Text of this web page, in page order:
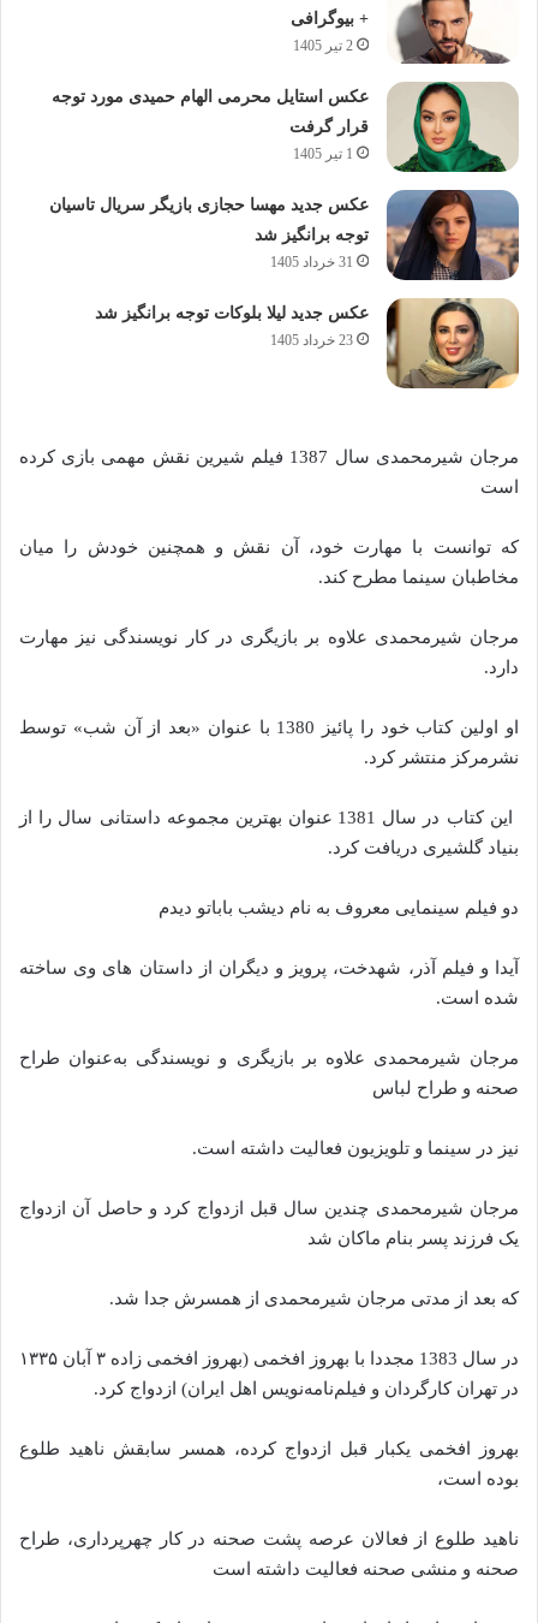
+ بیوگرافی
2 تیر 1405
عکس استایل محرمی الهام حمیدی مورد توجه
قرار گرفت
1 تیر 1405
عکس جدید مهسا حجازی بازیگر سریال تاسیان
توجه برانگیز شد
31 خرداد 1405
عکس جدید لیلا بلوکات توجه برانگیز شد
23 خرداد 1405
مرجان شیرمحمدی سال 1387 فیلم شیرین نقش مهمی بازی کرده
است
که توانست با مهارت خود، آن نقش و همچنین خودش را میان
مخاطبان سینما مطرح کند.
مرجان شیرمحمدی علاوه بر بازیگری در کار نویسندگی نیز مهارت
دارد.
او اولین کتاب خود را پائیز 1380 با عنوان «بعد از آن شب» توسط
نشرمرکز منتشر کرد.
این کتاب در سال 1381 عنوان بهترین مجموعه داستانی سال را از
بنیاد گلشیری دریافت کرد.
دو فیلم سینمایی معروف به نام دیشب باباتو دیدم
آیدا و فیلم آذر، شهدخت، پرویز و دیگران از داستان های وی ساخته
شده است.
مرجان شیرمحمدی علاوه‌ بر بازیگری و نویسندگی به‌عنوان طراح
صحنه و طراح لباس
نیز در سینما و تلویزیون فعالیت داشته است.
مرجان شیرمحمدی چندین سال قبل ازدواج کرد و حاصل آن ازدواج
یک فرزند پسر بنام ماکان شد
که بعد از مدتی مرجان شیرمحمدی از همسرش جدا شد.
در سال 1383 مجددا با بهروز افخمی (بهروز افخمی زاده ۳ آبان ۱۳۳۵
در تهران کارگردان و فیلم‌نامه‌نویس اهل ایران) ازدواج کرد.
بهروز افخمی یکبار قبل ازدواج کرده، همسر سابقش ناهید طلوع
بوده است،
ناهید طلوع از فعالان عرصه پشت صحنه در کار چهرپرداری، طراح
صحنه و منشی صحنه فعالیت داشته است